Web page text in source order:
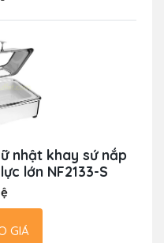
nhật khay sứ nắp
lớn NF2133-S
GIÁ